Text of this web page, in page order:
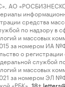
АО
средства
по надзору в
и массовых
за номером ИА
о
службой
и массовых
за номером ЭЛ
«РБК».